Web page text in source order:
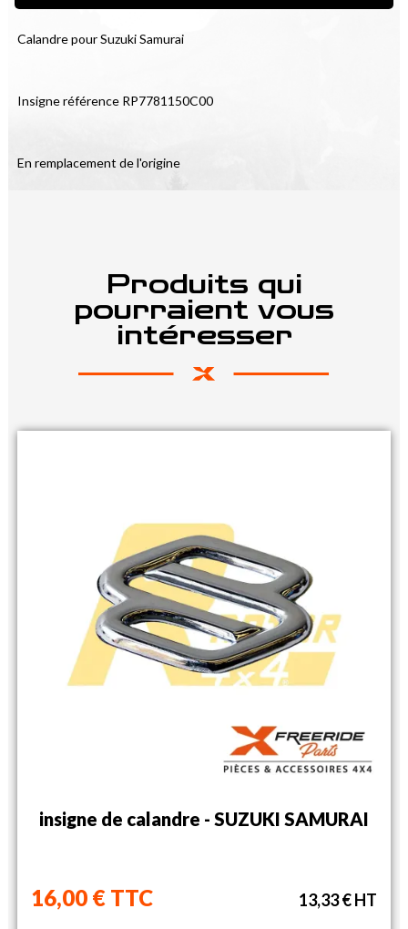
Calandre pour Suzuki Samurai
Insigne référence RP7781150C00
En remplacement de l'origine
Produits qui
pourraient vous
intéresser
insigne de calandre - SUZUKI SAMURAI
16,00 € TTC 13,33 € HT